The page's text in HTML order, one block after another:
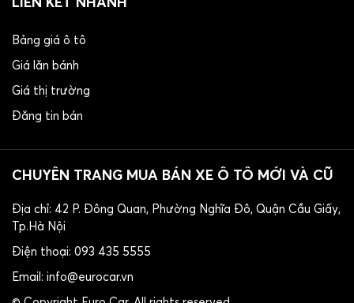
LIÊN KẾT NHANH
Bảng giá ô tô
Giá lăn bánh
Giá thị trường
Đăng tin bán
CHUYÊN TRANG MUA BÁN XE Ô TÔ MỚI VÀ CŨ
Địa chỉ: 42 P. Đông Quan, Phường Nghĩa Đô, Quận Cầu Giấy,
Tp.Hà Nội
​Điện thoại: 093 435 5555
Email: info@eurocar.vn